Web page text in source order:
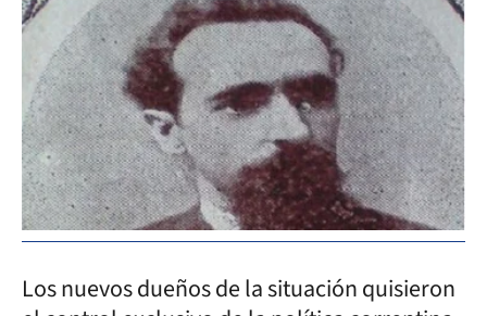
Los nuevos dueños de la situación quisieron